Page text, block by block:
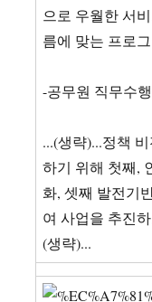
으로 우월한 서
름에 맞는 프로
-공무원 직무수
...(생략)...정책
하기 위해 첫째,
화, 셋째 발전기
여 사업을 추진
(생략)...